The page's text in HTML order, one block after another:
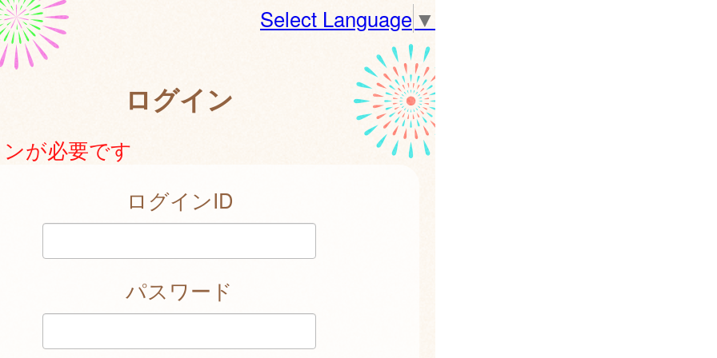
Select Language ▼
ログイン
が必要です
ログインID
パスワード